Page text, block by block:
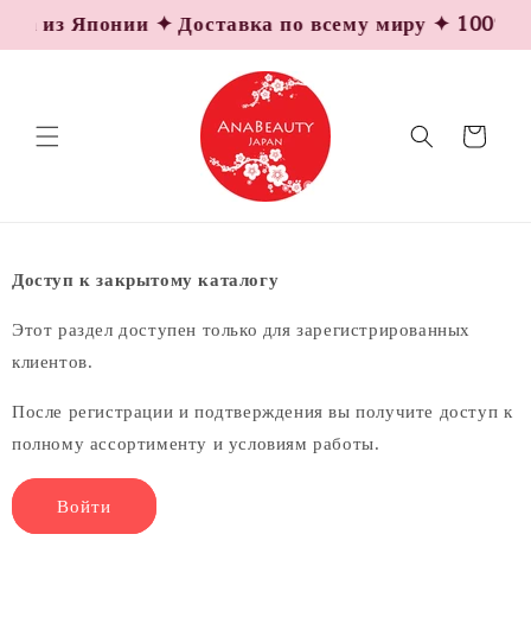
к
контенту
из Японии ✦ Доставка по всему миру ✦
Корзина
Доступ к закрытому каталогу
Этот раздел доступен только для зарегистрированных
клиентов.
После регистрации и подтверждения вы получите доступ к
полному ассортименту и условиям работы.
Войти